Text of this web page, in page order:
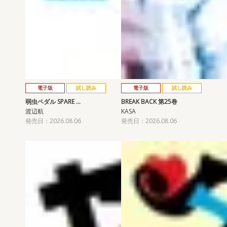
電子版 試し読み
弱虫ペダル SPARE …
渡辺航
発売日：2026.08.06
電子版 試し読み
BREAK BACK 第25巻
KASA
発売日：2026.08.06